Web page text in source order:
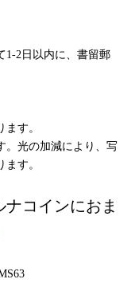
1-2日以内に、書留郵
す。
。光の加減により、写
す。
コインにおま